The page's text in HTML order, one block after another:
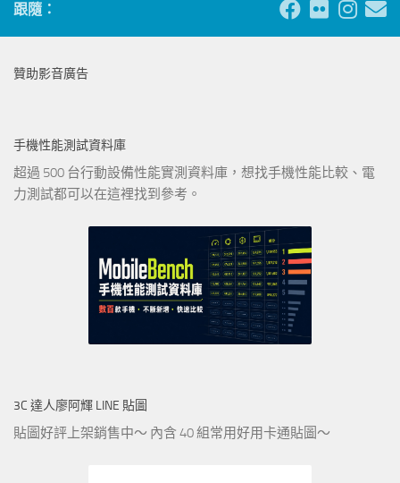
跟隨：
贊助影音廣告
手機性能測試資料庫
超過 500 台行動設備性能實測資料庫，想找手機性能比較、電
力測試都可以在這裡找到參考。
3C 達人廖阿輝 LINE 貼圖
貼圖好評上架銷售中～ 內含 40 組常用好用卡通貼圖～